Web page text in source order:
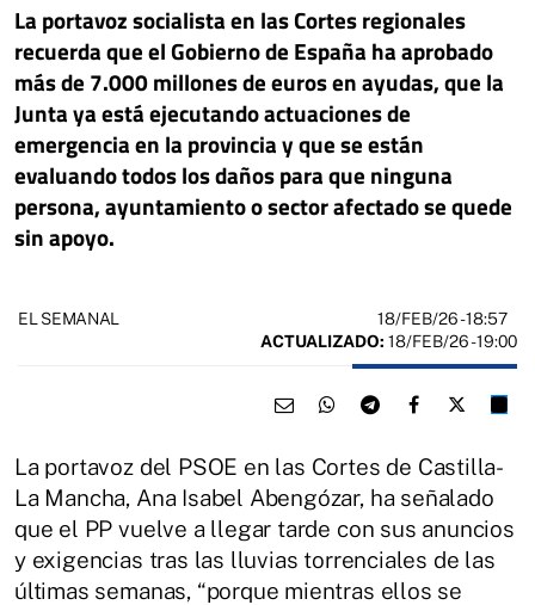
La portavoz socialista en las Cortes regionales
recuerda que el Gobierno de España ha aprobado
más de 7.000 millones de euros en ayudas, que la
Junta ya está ejecutando actuaciones de
emergencia en la provincia y que se están
evaluando todos los daños para que ninguna
persona, ayuntamiento o sector afectado se quede
sin apoyo.
EL SEMANAL 18/FEB/26- 18:57
ACTUALIZADO: 18/FEB/26 - 19:00
La portavoz del PSOE en las Cortes de Castilla-
La Mancha, Ana Isabel Abengózar, ha señalado
que el PP vuelve a llegar tarde con sus anuncios
y exigencias tras las lluvias torrenciales de las
últimas semanas, “porque mientras ellos se